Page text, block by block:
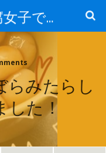
お絵かき大好き 腐女子でゲーマーのおかしな生活
らみたらし
した！